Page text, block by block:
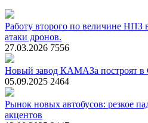
Работу второго по величине НПЗ
атаки дронов.
27.03.2026 7556
Новый завод КАМАЗа построят в
05.09.2025 2464
Рынок новых автобусов: резкое
акцентов